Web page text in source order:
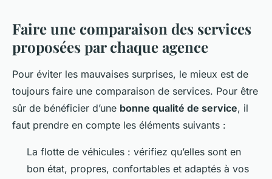
Faire une comparaison des services
proposées par chaque agence
Pour éviter les mauvaises surprises, le mieux est de
toujours faire une comparaison de services. Pour être
sûr de bénéficier d’une bonne qualité de service, il
faut prendre en compte les éléments suivants :
La flotte de véhicules : vérifiez qu’elles sont en
bon état, propres, confortables et adaptés à vos